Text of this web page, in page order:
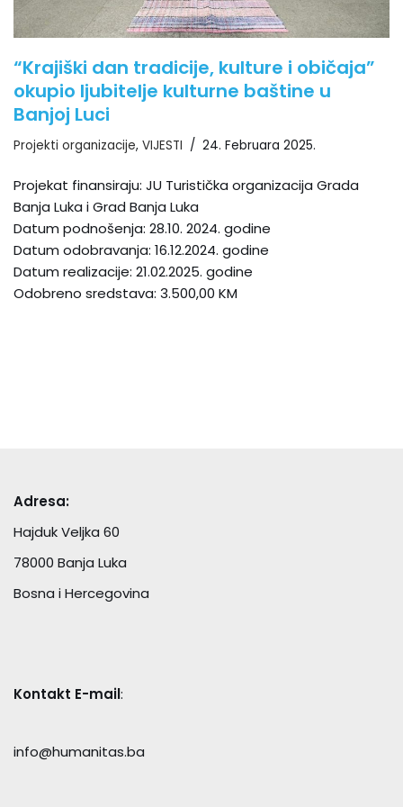
“Krajiški dan tradicije, kulture i običaja”
okupio ljubitelje kulturne baštine u
Banjoj Luci
Projekti organizacije, VIJESTI 24. Februara 2025.
Projekat finansiraju: JU Turistička organizacija Grada
Banja Luka i Grad Banja Luka
Datum podnošenja: 28.10. 2024. godine
Datum odobravanja: 16.12.2024. godine
Datum realizacije: 21.02.2025. godine
Odobreno sredstava: 3.500,00 KM
Adresa:
Hajduk Veljka 60
78000 Banja Luka
Bosna i Hercegovina
Kontakt E-mail:
info@humanitas.ba